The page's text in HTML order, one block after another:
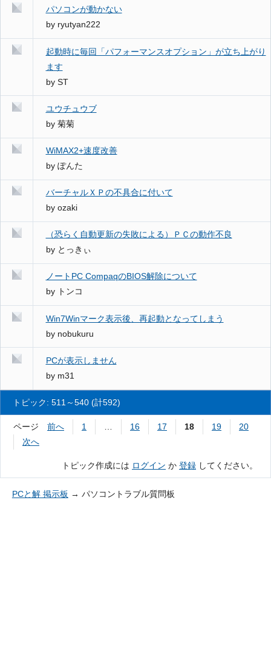
パソコンが動かない
by ryutyan222
起動時に毎回「パフォーマンスオプション」が立ち上がり
ます
by ST
ユウチュウブ
by 菊菊
WiMAX2+速度改善
by ぽんた
バーチャルＸＰの不具合に付いて
by ozaki
（恐らく自動更新の失敗による）ＰＣの動作不良
by とっきぃ
ノートPC CompaqのBIOS解除について
by トンコ
Win7Winマーク表示後、再起動となってしまう
by nobukuru
PCが表示しません
by m31
トピック: 511～540 (計592)
ページ 前へ 1 16 17 18 19
20
次へ
トピック作成には ログイン か 登録 してください。
PCと解 掲示板 → パソコントラブル質問板